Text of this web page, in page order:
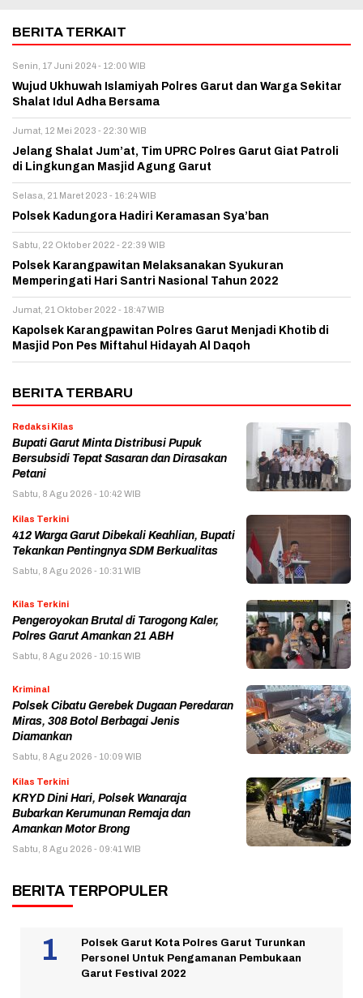
BERITA TERKAIT
Senin, 17 Juni 2024 - 12:00 WIB
Wujud Ukhuwah Islamiyah Polres Garut dan Warga Sekitar
Shalat Idul Adha Bersama
Jumat, 12 Mei 2023 - 22:30 WIB
Jelang Shalat Jum’at, Tim UPRC Polres Garut Giat Patroli
di Lingkungan Masjid Agung Garut
Selasa, 21 Maret 2023 - 16:24 WIB
Polsek Kadungora Hadiri Keramasan Sya’ban
Sabtu, 22 Oktober 2022 - 22:39 WIB
Polsek Karangpawitan Melaksanakan Syukuran
Memperingati Hari Santri Nasional Tahun 2022
Jumat, 21 Oktober 2022 - 18:47 WIB
Kapolsek Karangpawitan Polres Garut Menjadi Khotib di
Masjid Pon Pes Miftahul Hidayah Al Daqoh
BERITA TERBARU
Redaksi Kilas
Bupati Garut Minta Distribusi Pupuk
Bersubsidi Tepat Sasaran dan Dirasakan
Petani
Sabtu, 8 Agu 2026 - 10:42 WIB
Kilas Terkini
412 Warga Garut Dibekali Keahlian, Bupati
Tekankan Pentingnya SDM Berkualitas
Sabtu, 8 Agu 2026 - 10:31 WIB
Kilas Terkini
Pengeroyokan Brutal di Tarogong Kaler,
Polres Garut Amankan 21 ABH
Sabtu, 8 Agu 2026 - 10:15 WIB
Kriminal
Polsek Cibatu Gerebek Dugaan Peredaran
Miras, 308 Botol Berbagai Jenis
Diamankan
Sabtu, 8 Agu 2026 - 10:09 WIB
Kilas Terkini
KRYD Dini Hari, Polsek Wanaraja
Bubarkan Kerumunan Remaja dan
Amankan Motor Brong
Sabtu, 8 Agu 2026 - 09:41 WIB
BERITA TERPOPULER
Polsek Garut Kota Polres Garut Turunkan
Personel Untuk Pengamanan Pembukaan
Garut Festival 2022